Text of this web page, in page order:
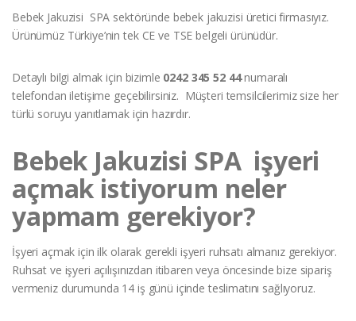
Bebek Jakuzisi SPA sektöründe bebek jakuzisi üretici firmasıyız.
Ürünümüz Türkiye’nin tek CE ve TSE belgeli ürünüdür.
Detaylı bilgi almak için bizimle 0242 345 52 44numaralı
telefondan iletişime geçebilirsiniz. Müşteri temsilcilerimiz size her
türlü soruyu yanıtlamak için hazırdır.
Bebek Jakuzisi SPA işyeri
açmak istiyorum neler
yapmam gerekiyor?
İşyeri açmak için ilk olarak gerekli işyeri ruhsatı almanız gerekiyor.
Ruhsat ve işyeri açılışınızdan itibaren veya öncesinde bize sipariş
vermeniz durumunda 14 iş günü içinde teslimatını sağlıyoruz.